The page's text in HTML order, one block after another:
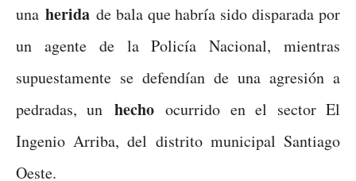
una heridade bala que habría sido disparada por
un agente de la Policía Nacional, mientras
supuestamente se defendían de una agresión a
pedradas, un hechoocurrido en el sector El
Ingenio Arriba, del distrito municipal Santiago
Oeste.